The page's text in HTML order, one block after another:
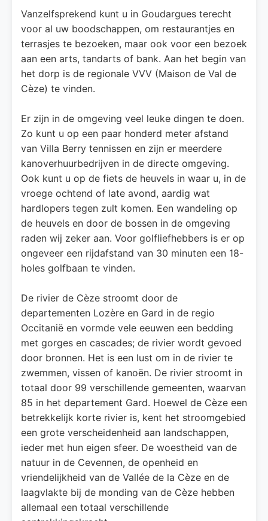
Vanzelfsprekend kunt u in Goudargues terecht
voor al uw boodschappen, om restaurantjes en
terrasjes te bezoeken, maar ook voor een bezoek
aan een arts, tandarts of bank. Aan het begin van
het dorp is de regionale VVV (Maison de Val de
Cèze) te vinden.
Er zijn in de omgeving veel leuke dingen te doen.
Zo kunt u op een paar honderd meter afstand
van Villa Berry tennissen en zijn er meerdere
kanoverhuurbedrijven in de directe omgeving.
Ook kunt u op de fiets de heuvels in waar u, in de
vroege ochtend of late avond, aardig wat
hardlopers tegen zult komen. Een wandeling op
de heuvels en door de bossen in de omgeving
raden wij zeker aan. Voor golfliefhebbers is er op
ongeveer een rijdafstand van 30 minuten een 18-
holes golfbaan te vinden.
De rivier de Cèze stroomt door de
departementen Lozère en Gard in de regio
Occitanië en vormde vele eeuwen een bedding
met gorges en cascades; de rivier wordt gevoed
door bronnen. Het is een lust om in de rivier te
zwemmen, vissen of kanoën. De rivier stroomt in
totaal door 99 verschillende gemeenten, waarvan
85 in het departement Gard. Hoewel de Cèze een
betrekkelijk korte rivier is, kent het stroomgebied
een grote verscheidenheid aan landschappen,
ieder met hun eigen sfeer. De woestheid van de
natuur in de Cevennen, de openheid en
vriendelijkheid van de Vallée de la Cèze en de
laagvlakte bij de monding van de Cèze hebben
allemaal een totaal verschillende